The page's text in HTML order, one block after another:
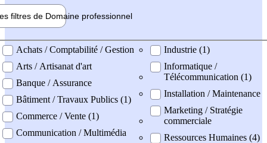
filtres de Domaine professionnel
professionel
Achats / Comptabilité / Gestion
Arts / Artisanat d'art
Banque / Assurance
Bâtiment / Travaux Publics (1)
Commerce / Vente (1)
Communication / Multimédia
Industrie (1)
Informatique /
Télécommunication (1)
Installation / Maintenance
Marketing / Stratégie
commerciale
Ressources Humaines (4)